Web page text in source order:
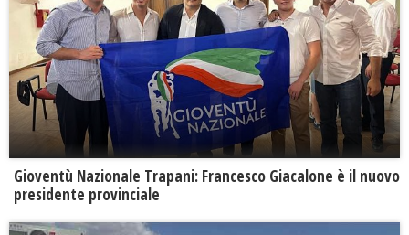
Gioventù Nazionale Trapani: Francesco Giacalone è il nuovo
presidente provinciale